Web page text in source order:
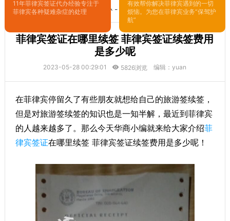
11年菲律宾签证代办经验专注于
菲律宾各种疑难杂症的处理
有效帮你解决菲律宾遇到的一切
烦恼。为您在菲律宾业务“保驾护
航”
您的位置：首页-菲律宾签证代办- 正文
菲律宾签证在哪里续签 菲律宾签证续签费用
是多少呢
2023-05-28 00:29:01 5826浏览 编辑：yuan
在菲律宾停留久了有些朋友就想给自己的旅游签续签，
但是对旅游签续签的知识也是一知半解，最近到菲律宾
的人越来越多了。那么今天华商小编就来给大家介绍菲
律宾签证在哪里续签 菲律宾签证续签费用是多少呢！